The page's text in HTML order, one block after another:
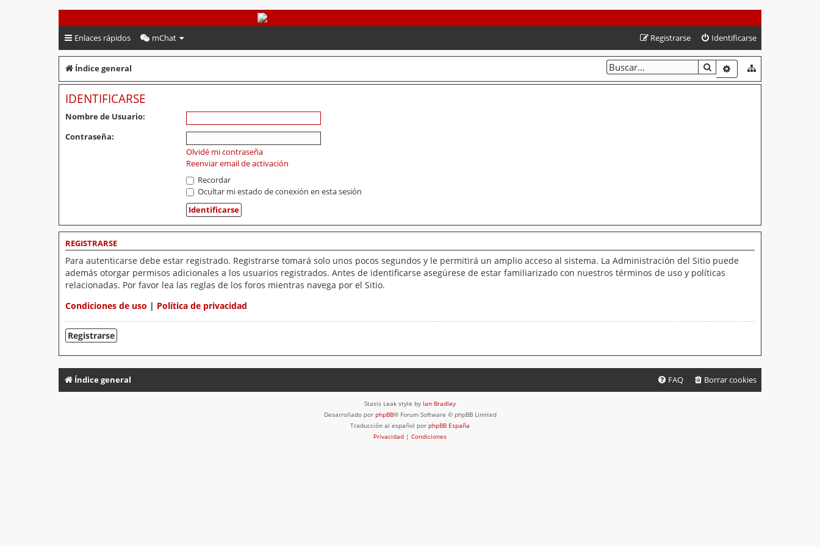
PeruVoley.com
Enlaces rápidos mChat Identificarse
Registrarse
Índice general BUSCARBÚSQUEDA
IDENTIFICARSE
Nombre de Usuario:
Contraseña:
Olvidé mi contraseña
Reenviar email de activación
Recordar
Ocultar mi estado de conexión en esta sesión
REGISTRARSE
Para autenticarse debe estar registrado. Registrarse tomará solo unos pocos segundos y le permitirá un amplio acceso al sistema. La Administración del Sitio puede
además otorgar permisos adicionales a los usuarios registrados. Antes de identificarse asegúrese de estar familiarizado con nuestros términos de uso y políticas
relacionadas. Por favor lea las reglas de los foros mientras navega por el Sitio.
Condiciones de uso | Política de privacidad
Registrarse
Índice general Borrar cookies
FAQ
Stasis Leak style by Ian Bradley
Desarrollado por phpBB® Forum Software © phpBB Limited
Traducción al español por phpBB España
Privacidad | Condiciones